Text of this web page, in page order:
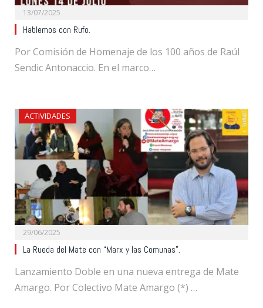
13/07/2025
Hablemos con Rufo.
Por Comisión de Homenaje de los 100 años de Raúl
Sendic Antonaccio. En el marco…
ACTIVIDADES
29/06/2025
La Rueda del Mate con “Marx y las Comunas”.
Lanzamiento Doble en una nueva entrega de Mate
Amargo. Por Colectivo Mate Amargo (*) …